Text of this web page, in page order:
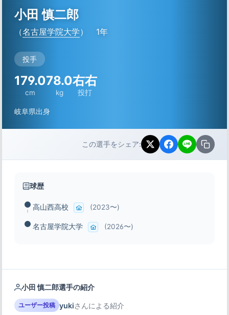
小田 慎二郎
（名古屋学院大学） 1年
投手
179.0
cm
78.0
kg
右右
投打
岐阜県出身
この選手をシェア:
球歴
高山西高校 (2023〜)
名古屋学院大学 (2026〜)
小田 慎二郎選手の紹介
ユーザー投稿 yukiさんによる紹介